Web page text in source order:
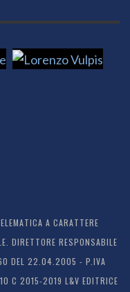
A CARATTERE
DIRETTORE RESPONSABILE
DEL 22.04.2005 - P.IVA
C 2015-2019 L&V EDITRICE